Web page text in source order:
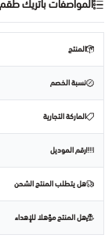
المواصفات باتريك
المنتج
نسبة الخصم
الماركة التجارية
رقم الموديل
هل يتطلب المنتج الشحن
هل المنتج مؤهلا للإهداء